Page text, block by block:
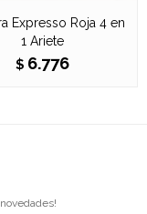
Expresso Roja 4 en
1 Ariete
$ 6.776